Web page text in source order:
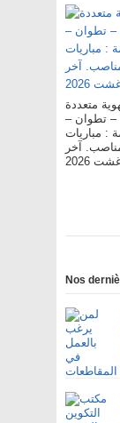
متعددة
– تطوان –
: مباريات
119 مناصب. آخر
Nos